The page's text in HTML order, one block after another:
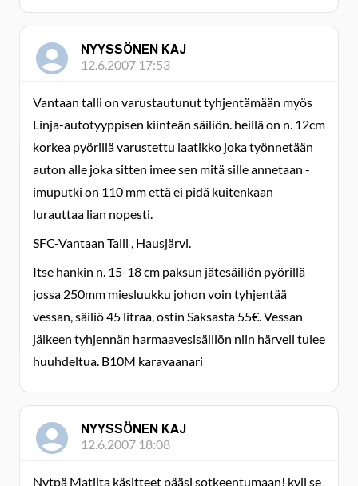
NYYSSÖNEN KAJ
12.6.2007 17:53
Vantaan talli on varustautunut tyhjentämään myös
Linja-autotyyppisen kiinteän säiliön. heillä on n. 12cm
korkea pyörillä varustettu laatikko joka työnnetään
auton alle joka sitten imee sen mitä sille annetaan -
imuputki on 110 mm että ei pidä kuitenkaan
lurauttaa lian nopesti.
SFC-Vantaan Talli , Hausjärvi.
Itse hankin n. 15-18 cm paksun jätesäiliön pyörillä
jossa 250mm miesluukku johon voin tyhjentää
vessan, säiliö 45 litraa, ostin Saksasta 55€. Vessan
jälkeen tyhjennän harmaavesisäiliön niin härveli tulee
huuhdeltua. B10M karavaanari
NYYSSÖNEN KAJ
12.6.2007 18:08
Nytpä Matilta käsitteet pääsi sotkeentumaan! kyll se